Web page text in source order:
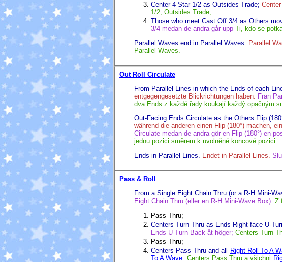
Center 4 Star 1/2 as Outsides Trade;
1/2, Outsides Trade;
Those who meet Cast Off 3/4 as Others
3/4 medan de andra går upp Ti, kdo se
Parallel Waves end in Parallel Waves. Parallel
Parallel Waves.
Out Roll Circulate
From Parallel Lines in which the Ends of each
entgegengesetzte Blickrichtungen haben. Från
dva Ends z každé řady koukají každý opačným
Out-Facing Ends Circulate as the Others Flip
während die anderen einen Flip (180°) machen,
Circulate medan de andra gör en Flip (180°) en
jednu pozici směrem k uvolněné koncové pozici.
Ends in Parallel Lines.
Endet in Parallel Lines.
Pass & Roll
From a Single Eight Chain Thru (or a R-H Mini-
Eight Chain Thru (eller en R-H Mini-Wave Box). Z
Pass Thru;
Centers Turn Thru as Ends Right-face U-
Ends U-Turn Back åt höger; Centers Turn
Pass Thru;
Centers Pass Thru and all Right Roll To A
To A Wave Centers Pass Thru a všichni